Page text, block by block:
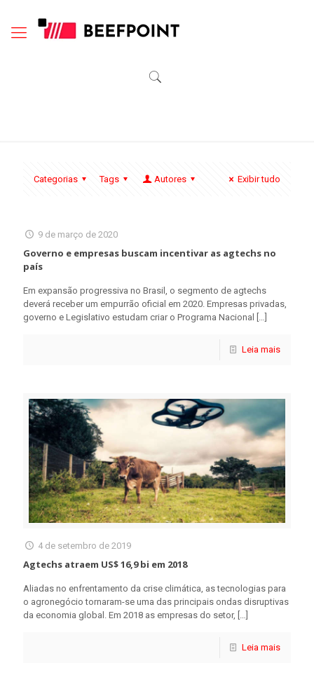
Categorias Tags Autores Exibir tudo
9 de março de 2020
Governo e empresas buscam incentivar as agtechs no
país
Em expansão progressiva no Brasil, o segmento de agtechs
deverá receber um empurrão oficial em 2020. Empresas privadas,
governo e Legislativo estudam criar o Programa Nacional
[…]
Leia mais
4 de setembro de 2019
Agtechs atraem US$ 16,9 bi em 2018
Aliadas no enfrentamento da crise climática, as tecnologias para
o agronegócio tornaram-se uma das principais ondas disruptivas
da economia global. Em 2018 as empresas do setor, […]
Leia mais